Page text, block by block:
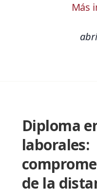
Más
Diploma
laborales:
de la